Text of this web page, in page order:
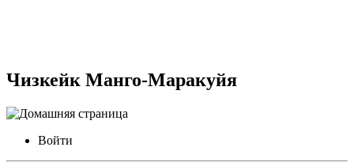
Чизкейк Манго-Маракуйя
Войти